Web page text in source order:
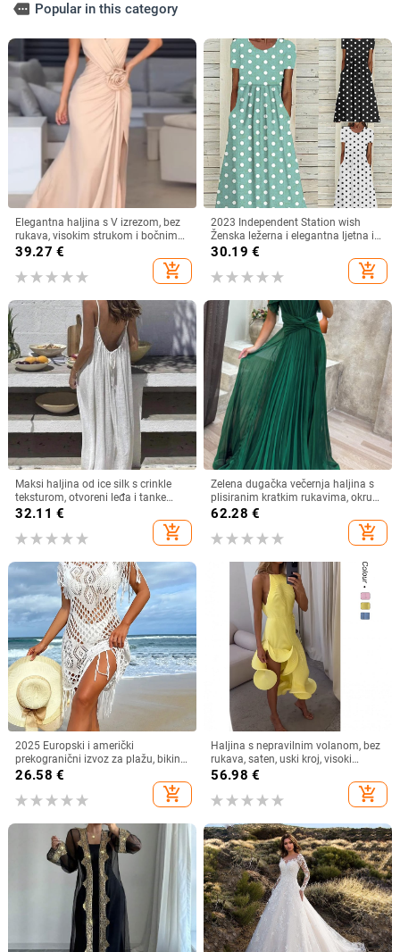
more Popular in this category
Elegantna haljina s V izrezom, bez
rukava, visokim strukom i bočnim
prorezom, od poliestera s
39.27 €
add_shopping_cart
2023 Independent Station wish
Ženska ležerna i elegantna ljetna i
jesenska nova haljina s printom i
točkicama, okruglim izrezom,
kratkih rukava i strukom
30.19 €
add_shopping_cart
Maksi haljina od ice silk s crinkle
teksturom, otvoreni leđa i tanke
naramenice, plisirana
32.11 €
add_shopping_cart
Zelena dugačka večernja haljina s
plisiranim kratkim rukavima, okrugli
izrez, A-linija
62.28 €
add_shopping_cart
2025 Europski i američki
prekogranični izvoz za plažu, bikini
kupaći kostim s resicama, čista
26.58 €
add_shopping_cart
Haljina s nepravilnim volanom, bez
rukava, saten, uski kroj, visoki
ovratnik
56.98 €
add_shopping_cart